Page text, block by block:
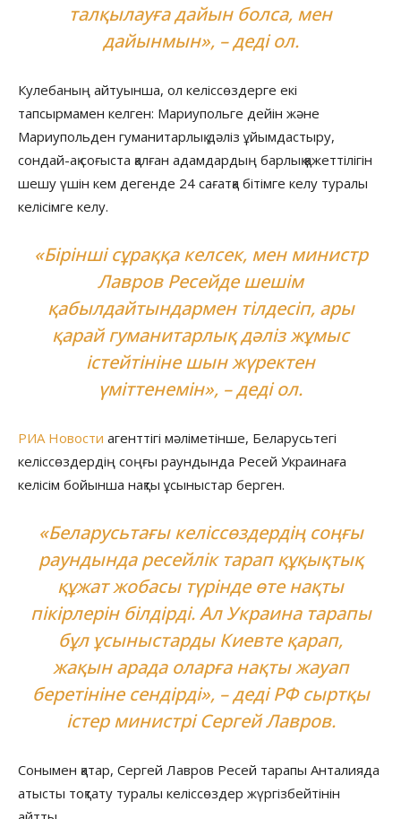
талқылауға дайын болса, мен
дайынмын», – деді ол.
Кулебаның айтуынша, ол келіссөздерге екі
тапсырмамен келген: Мариупольге дейін және
Мариупольден гуманитарлық дәліз ұйымдастыру,
сондай-ақ соғыста қалған адамдардың барлық қажеттілігін
шешу үшін кем дегенде 24 сағатқа бітімге келу туралы
келісімге келу.
«Бірінші сұраққа келсек, мен министр
Лавров Ресейде шешім
қабылдайтындармен тілдесіп, ары
қарай гуманитарлық дәліз жұмыс
істейтініне шын жүректен
үміттенемін», – деді ол.
РИА Новости агенттігі мәліметінше, Беларусьтегі
келіссөздердің соңғы раундында Ресей Украинаға
келісім бойынша нақты ұсыныстар берген.
«Беларусьтағы келіссөздердің соңғы
раундында ресейлік тарап құқықтық
құжат жобасы түрінде өте нақты
пікірлерін білдірді. Ал Украина тарапы
бұл ұсыныстарды Киевте қарап,
жақын арада оларға нақты жауап
беретініне сендірді», – деді РФ сыртқы
істер министрі Сергей Лавров.
Сонымен қатар, Сергей Лавров Ресей тарапы Анталияда
атысты тоқтату туралы келіссөздер жүргізбейтінін